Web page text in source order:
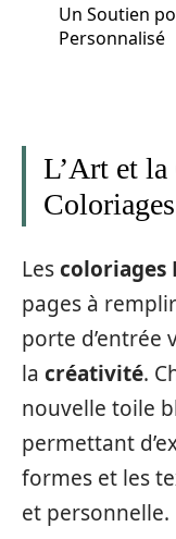
Un Soutien
Personnalisé
L’Art et la
Lescoloriages
pages à
porte d’entrée
la créativité.
nouvelle toile
permettant
formes et les
et personnelle.